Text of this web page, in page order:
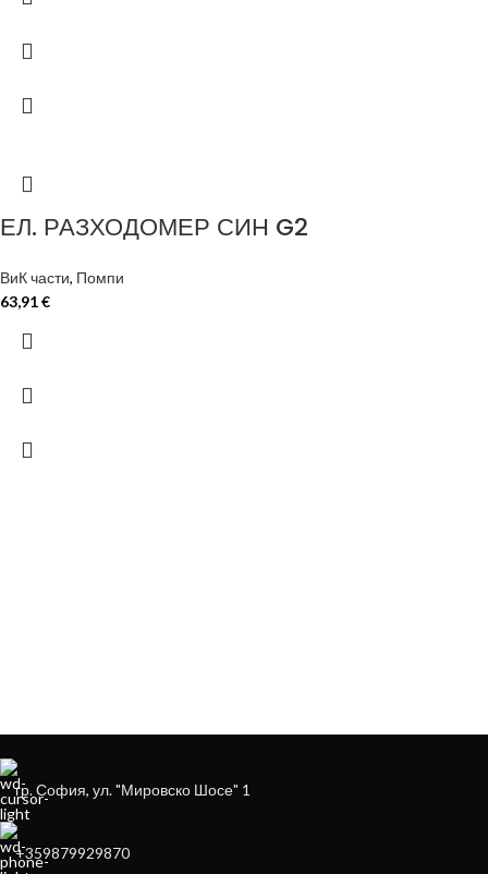
ЕЛ. РАЗХОДОМЕР СИН G2
ВиК части, Помпи
63,91€
гр. София, ул. "Мировско Шосе" 1
+359879929870